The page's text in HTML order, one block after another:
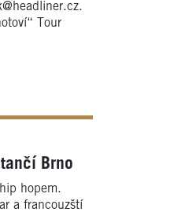
Tour
Brno
hopem.
a francouzští